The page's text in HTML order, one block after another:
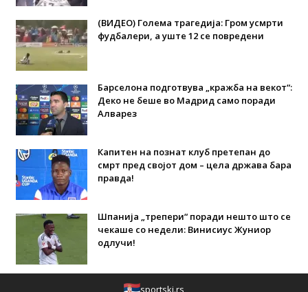
(ВИДЕО) Голема трагедија: Гром усмрти
фудбалери, а уште 12 се повредени
Барселона подготвува „кражба на векот“:
Деко не беше во Мадрид само поради
Алварез
Капитен на познат клуб претепан до
смрт пред својот дом – цела држава бара
правда!
Шпанија „трепери“ поради нешто што се
чекаше со недели: Винисиус Жуниор
одлучи!
sportski.rs